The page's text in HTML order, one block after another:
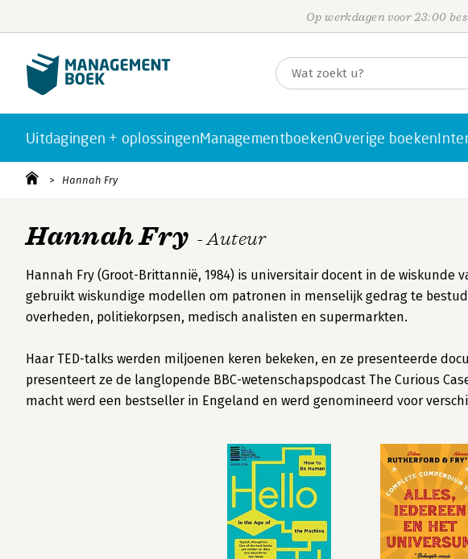
Op werkdagen voor 23:00
Uitdagingen + oplossingenManagementboekenOverige boeken
Hannah Fry
Hannah Fry - Auteur
Hannah Fry (Groot-Brittannië, 1984) is universitair docent in de wiskunde
gebruikt wiskundige modellen om patronen in menselijk gedrag te
overheden, politiekorpsen, medisch analisten en supermarkten.
Haar TED-talks werden miljoenen keren bekeken, en ze presenteerde
presenteert ze de langlopende BBC-wetenschapspodcast The Curious
macht werd een bestseller in Engeland en werd genomineerd voor